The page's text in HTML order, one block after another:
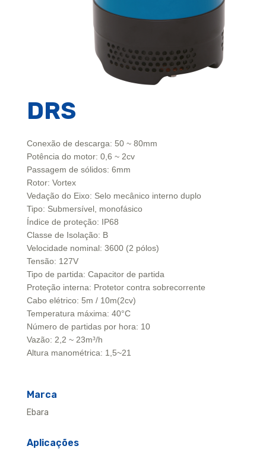
DRS
Conexão de descarga: 50 ~ 80mm
Potência do motor: 0,6 ~ 2cv
Passagem de sólidos: 6mm
Rotor: Vortex
Vedação do Eixo: Selo mecânico interno duplo
Tipo: Submersível, monofásico
Índice de proteção: IP68
Classe de Isolação: B
Velocidade nominal: 3600 (2 pólos)
Tensão: 127V
Tipo de partida: Capacitor de partida
Proteção interna: Protetor contra sobrecorrente
Cabo elétrico: 5m / 10m(2cv)
Temperatura máxima: 40°C
Número de partidas por hora: 10
Vazão: 2,2 ~ 23m³/h
Altura manométrica: 1,5~21
Marca
Ebara
Aplicações